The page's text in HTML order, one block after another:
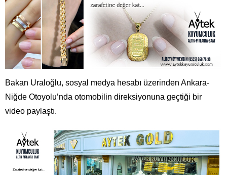
Bakan Uraloğlu, sosyal medya hesabı üzerinden Ankara-
Niğde Otoyolu’nda otomobilin direksiyonuna geçtiği bir
video paylaştı.